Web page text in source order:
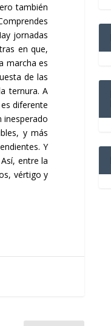
también
jornadas
en que,
marcha es
de las
ternura. A
diferente
inesperado
y más
Y
entre la
vértigo y